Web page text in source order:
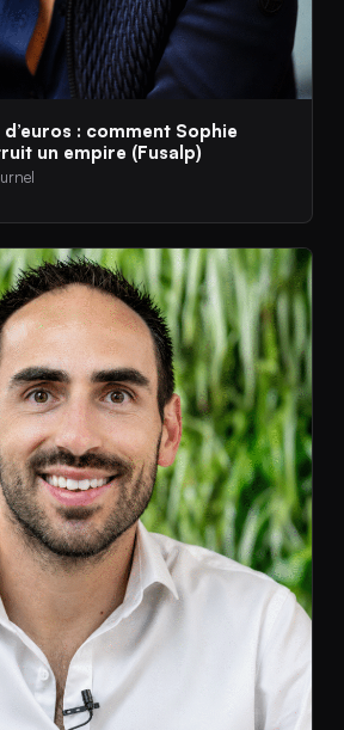
: comment Sophie
un empire (Fusalp)